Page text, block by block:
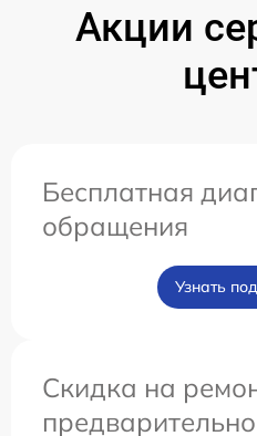
Акции
Бесплатная
обращения
Узнать
Скидка на